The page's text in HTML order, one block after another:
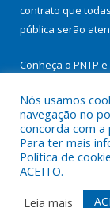
contrato que
pública serão
Conheça o PNTP e
Todos os
Mapa do Site
Nós usamos
navegação no
concorda com a
Para ter mais
Política de
ACEITO.
Leia mais